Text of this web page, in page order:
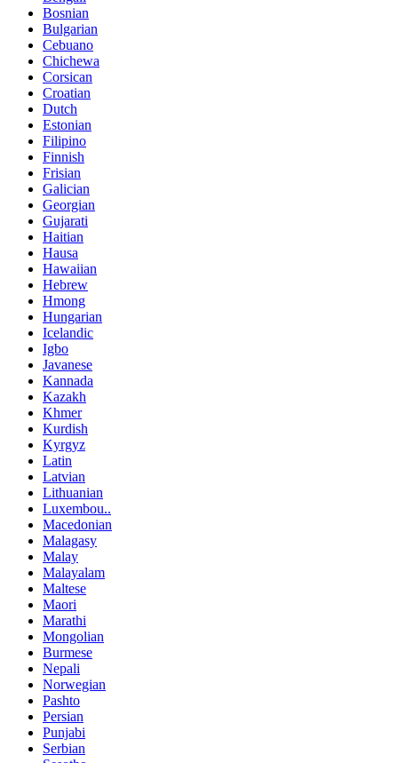
Bosnian
Bulgarian
Cebuano
Chichewa
Corsican
Croatian
Dutch
Estonian
Filipino
Finnish
Frisian
Galician
Georgian
Gujarati
Haitian
Hausa
Hawaiian
Hebrew
Hmong
Hungarian
Icelandic
Igbo
Javanese
Kannada
Kazakh
Khmer
Kurdish
Kyrgyz
Latin
Latvian
Lithuanian
Luxembou..
Macedonian
Malagasy
Malay
Malayalam
Maltese
Maori
Marathi
Mongolian
Burmese
Nepali
Norwegian
Pashto
Persian
Punjabi
Serbian